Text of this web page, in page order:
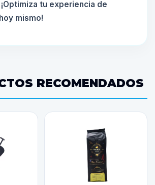
tu experiencia de
mismo!
RECOMENDADOS